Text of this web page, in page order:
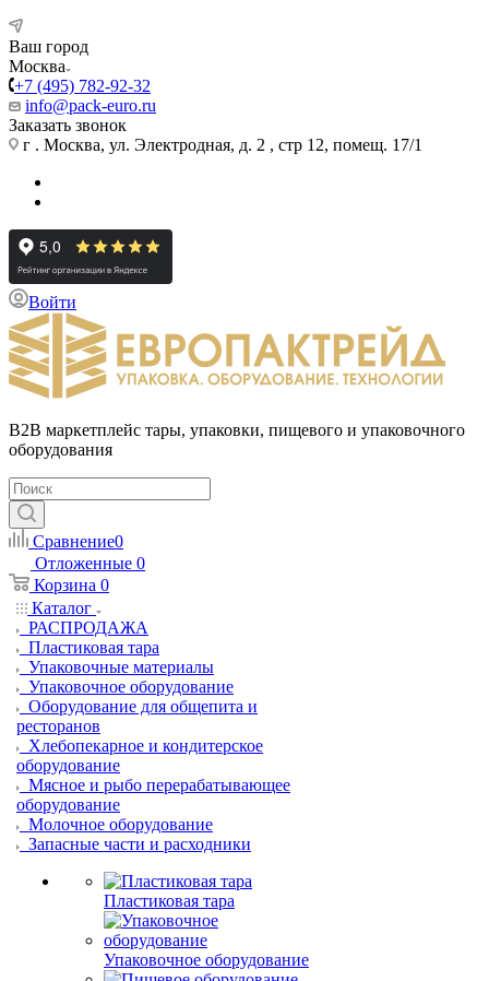
Ваш город
Москва
+7 (495) 782-92-32
info@pack-euro.ru
Заказать звонок
г . Москва, ул. Электродная, д. 2 , стр 12, помещ. 17/1
Войти
B2B маркетплейс тары, упаковки, пищевого и упаковочного
оборудования
Сравнение0
Отложенные 0
Корзина 0
Каталог
РАСПРОДАЖА
Пластиковая тара
Упаковочные материалы
Упаковочное оборудование
Оборудование для общепита и
ресторанов
Хлебопекарное и кондитерское
оборудование
Мясное и рыбо перерабатывающее
оборудование
Молочное оборудование
Запасные части и расходники
Пластиковая тара
Упаковочное оборудование